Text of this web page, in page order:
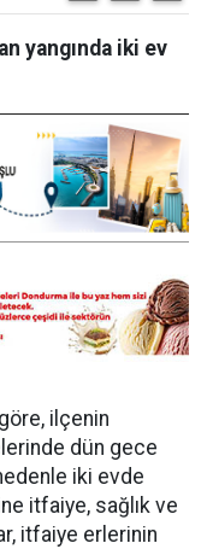
yangında iki ev
ilçenin
dün gece
iki evde
itfaiye, sağlık ve
itfaiye erlerinin